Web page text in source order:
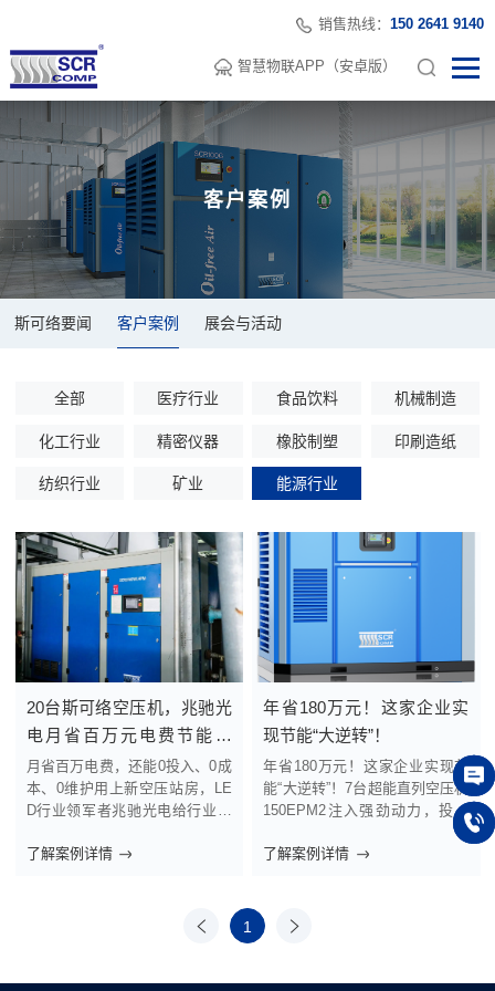
销售热线： 150 2641 9140
智慧物联APP（安卓版）
客户案例
斯可络要闻 客户案例 展会与活动
全部 医疗行业 食品饮料 机械制造
化工行业 精密仪器 橡胶制塑 印刷造纸
纺织行业 矿业 能源行业
20台斯可络空压机，兆驰光
电月省百万元电费节能革
命！
月省百万电费，还能0投入、0成
本、0维护用上新空压站房，LE
D行业领军者兆驰光电给行业树
驰光电有限公司，国家级高新技
智能制造工厂，产品远销欧美市
环节。然而某美资品牌老...
了解案例详情
年省180万元！这家企业实
现节能“大逆转”！
年省180万元！这家企业实现节
能“大逆转”！7台超能直列空压机
150EPM2注入强劲动力，投资
回报惊人 —— 年节省电量高达3
00万度，直接经济效益超过180
节能变革树立了新标杆。作为太
越的生产效率和可持续发...
了解案例详情
上一 1 下一
在线